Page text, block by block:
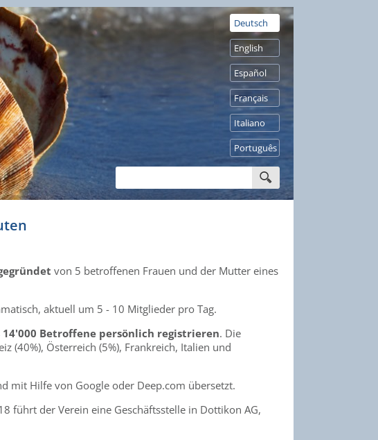
Deutsch
English
Español
Français
Italiano
Português
von 5 betroffenen Frauen und der Mutter eines
aktuell um 5 - 10 Mitglieder pro Tag.
14'000 Betroffene persönlich registrieren. Die
(40%), Österreich (5%), Frankreich, Italien und
mit Hilfe von Google oder Deep.com übersetzt.
führt der Verein eine Geschäftsstelle in Dottikon AG,